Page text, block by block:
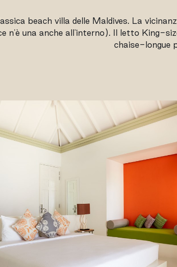
beach villa delle Maldives. La
n'è una anche all'interno). Il letto King-
chaise-longue